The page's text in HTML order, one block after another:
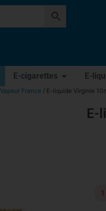
E-cigarettes E-
Vapeur France / E-liquide Virginie
E-
1